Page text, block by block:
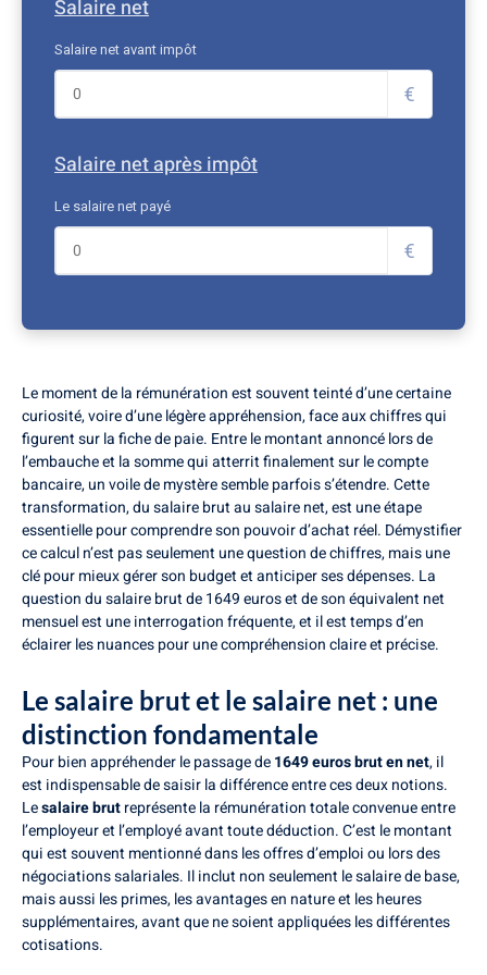
Salaire net
Salaire net avant impôt
€
Salaire net après impôt
Le salaire net payé
€
Le moment de la rémunération est souvent teinté d’une certaine
curiosité, voire d’une légère appréhension, face aux chiffres qui
figurent sur la fiche de paie. Entre le montant annoncé lors de
l’embauche et la somme qui atterrit finalement sur le compte
bancaire, un voile de mystère semble parfois s’étendre. Cette
transformation, du salaire brut au salaire net, est une étape
essentielle pour comprendre son pouvoir d’achat réel. Démystifier
ce calcul n’est pas seulement une question de chiffres, mais une
clé pour mieux gérer son budget et anticiper ses dépenses. La
question du salaire brut de 1649 euros et de son équivalent net
mensuel est une interrogation fréquente, et il est temps d’en
éclairer les nuances pour une compréhension claire et précise.
Le salaire brut et le salaire net : une
distinction fondamentale
Pour bien appréhender le passage de1649 euros brut en net, il
est indispensable de saisir la différence entre ces deux notions.
Lesalaire brutreprésente la rémunération totale convenue entre
l’employeur et l’employé avant toute déduction. C’est le montant
qui est souvent mentionné dans les offres d’emploi ou lors des
négociations salariales. Il inclut non seulement le salaire de base,
mais aussi les primes, les avantages en nature et les heures
supplémentaires, avant que ne soient appliquées les différentes
cotisations.